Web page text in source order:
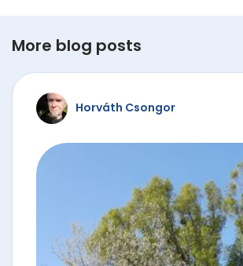
More blog posts
Horváth Csongor